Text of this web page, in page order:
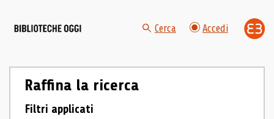
Cerca Accedi
Raffina la ricerca
Filtri applicati